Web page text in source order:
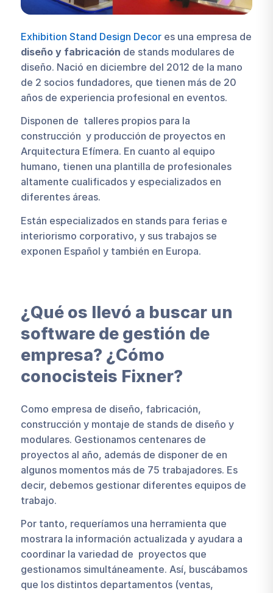
Exhibition Stand Design Decores una empresa de
diseño y fabricación de stands modulares de
diseño. Nació en diciembre del 2012 de la mano
de 2 socios fundadores, que tienen más de 20
años de experiencia profesional en eventos.
Disponen de talleres propios para la
construcción y producción de proyectos en
Arquitectura Efímera. En cuanto al equipo
humano, tienen una plantilla de profesionales
altamente cualificados y especializados en
diferentes áreas.
Están especializados en stands para ferias e
interiorismo corporativo, y sus trabajos se
exponen Español y también en Europa.
¿Qué os llevó a buscar un
software de gestión de
empresa? ¿Cómo
conocisteis Fixner?
Como empresa de diseño, fabricación,
construcción y montaje de stands de diseño y
modulares. Gestionamos centenares de
proyectos al año, además de disponer de en
algunos momentos más de 75 trabajadores. Es
decir, debemos gestionar diferentes equipos de
trabajo.
Por tanto, requeríamos una herramienta que
mostrara la información actualizada y ayudara a
coordinar la variedad de proyectos que
gestionamos simultáneamente. Así, buscábamos
que los distintos departamentos (ventas,